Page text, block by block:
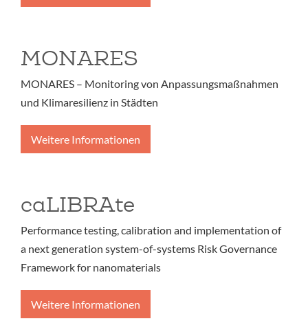
MONARES
MONARES – Monitoring von Anpassungsmaßnahmen
und Klimaresilienz in Städten
Weitere Informationen
caLIBRAte
Performance testing, calibration and implementation of
a next generation system-of-systems Risk Governance
Framework for nanomaterials
Weitere Informationen